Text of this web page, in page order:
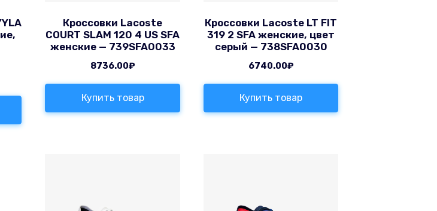
Кроссовки Lacoste
COURT SLAM 120 4 US SFA
женские — 739SFA0033
8736.00₽
Купить товар
Кроссовки Lacoste LT FIT
319 2 SFA женские, цвет
серый — 738SFA0030
6740.00₽
Купить товар